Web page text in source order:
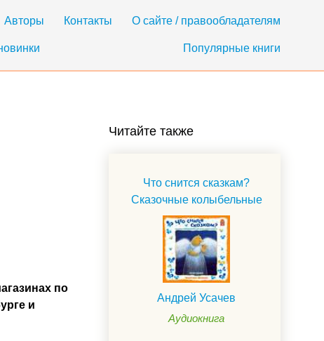
Авторы Контакты О сайте / правообладателям
Популярные книги
по
и
Читайте также
Что снится сказкам?
Сказочные колыбельные
Андрей Усачев
Аудиокнига